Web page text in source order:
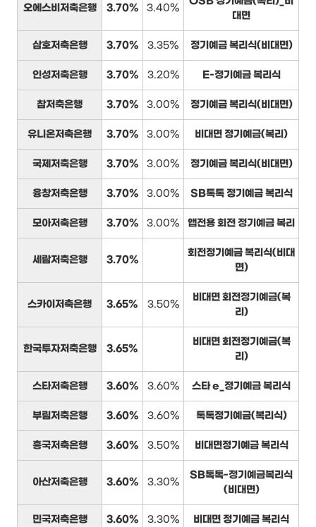
오에스비저축은행 3.70% 3.40%
대면
삼호저축은행 3.70% 3.35% 정기예금 복리식(비대면)
인성저축은행 3.70% 3.20% E-정기예금 복리식
참저축은행 3.70% 3.00% 정기예금 복리식(비대면)
유니온저축은행 3.70% 3.00% 비대면 정기예금(복리)
국제저축은행 3.70% 3.00% 정기예금 복리식(비대면)
융창저축은행 3.70% 3.00% SB톡톡 정기예금 복리식
모아저축은행 3.70% 3.00% 앱전용 회전 정기예금 복리
세람저축은행 3.70%
회전정기예금 복리식(비대
면)
스카이저축은행 3.65% 3.50%
비대면 회전정기예금(복
리)
한국투자저축은행 3.65%
비대면 회전정기예금(복
리)
스타저축은행 3.60% 3.60% 스타 e_정기예금 복리식
부림저축은행 3.60% 3.60% 톡톡정기예금(복리식)
흥국저축은행 3.60% 3.50% 비대면정기예금 복리식
아산저축은행 3.60% 3.30%
SB톡톡-정기예금복리식
(비대면)
민국저축은행 3.60% 3.30% 비대면 정기예금 복리식